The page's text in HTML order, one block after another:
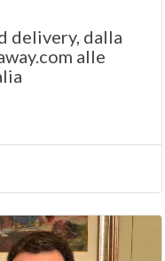
delivery, dalla
alle